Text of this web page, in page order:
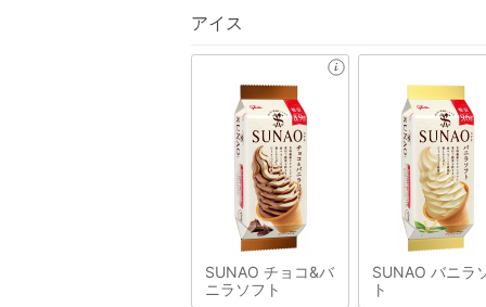
アイス
SUNAO チョコ&バ
ニラソフト
SUNAO バニラ
ト